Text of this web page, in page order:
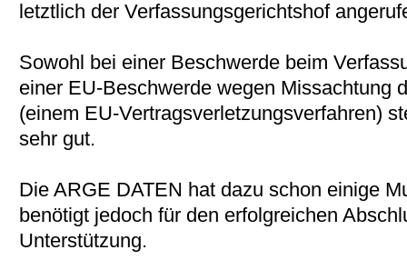
letztlich der Verfassungsgerichtshof
Sowohl bei einer Beschwerde beim
einer EU-Beschwerde wegen Missachtung
(einem EU-Vertragsverletzungsverfahren)
sehr gut.
Die ARGE DATEN hat dazu schon einige
benötigt jedoch für den erfolgreichen
Unterstützung.